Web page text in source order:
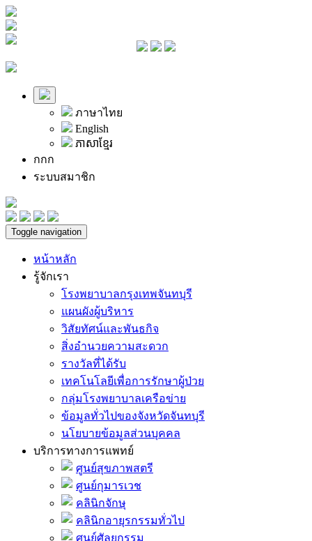
ภาษาไทย
English
ភាសាខ្មែរ
กกก
ระบบสมาชิก
Toggle navigation
หน้าหลัก
รู้จักเรา
โรงพยาบาลกรุงเทพจันทบุรี
แผนผังผู้บริหาร
วิสัยทัศน์และพันธกิจ
สิ่งอำนวยความสะดวก
รางวัลที่ได้รับ
เทคโนโลยีเพื่อการรักษาผู้ป่วย
กลุ่มโรงพยาบาลเครือข่าย
ข้อมูลทั่วไปของจังหวัดจันทบุรี
นโยบายข้อมูลส่วนบุคคล
บริการทางการแพทย์
ศูนย์สุขภาพสตรี
ศูนย์กุมารเวช
คลินิกจักษุ
คลินิกอายุรกรรมทั่วไป
ศูนย์ศัลยกรรม